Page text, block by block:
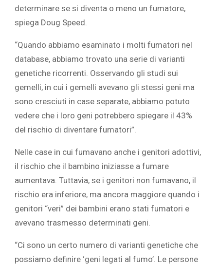
determinare se si diventa o meno un fumatore,
spiega Doug Speed.
“Quando abbiamo esaminato i molti fumatori nel
database, abbiamo trovato una serie di varianti
genetiche ricorrenti. Osservando gli studi sui
gemelli, in cui i gemelli avevano gli stessi geni ma
sono cresciuti in case separate, abbiamo potuto
vedere che i loro geni potrebbero spiegare il 43%
del rischio di diventare fumatori”.
Nelle case in cui fumavano anche i genitori adottivi,
il rischio che il bambino iniziasse a fumare
aumentava. Tuttavia, se i genitori non fumavano, il
rischio era inferiore, ma ancora maggiore quando i
genitori “veri” dei bambini erano stati fumatori e
avevano trasmesso determinati geni.
“Ci sono un certo numero di varianti genetiche che
possiamo definire ‘geni legati al fumo’. Le persone